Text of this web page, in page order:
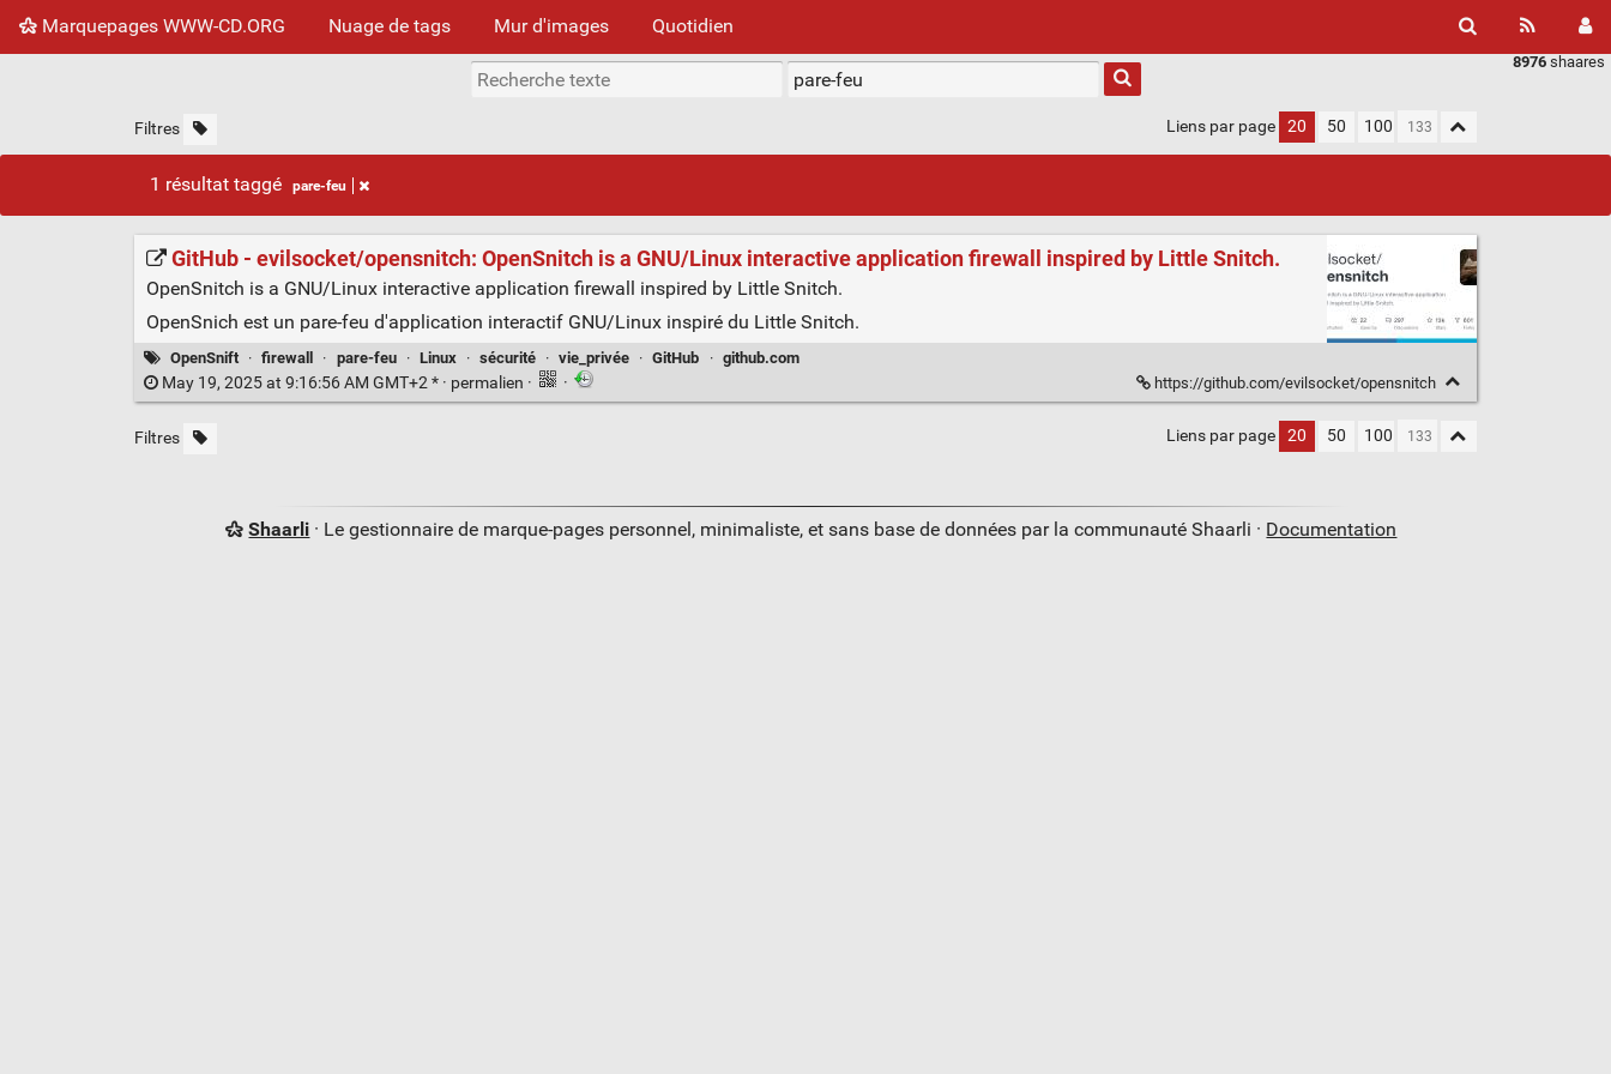
Marquepages WWW-CD.ORG Nuage de tags Mur d'images Quotidien
8976 shaares
Filtres Liens par page 20 50 100
1 résultat taggé pare-feu
GitHub - evilsocket/opensnitch: OpenSnitch is a GNU/Linux interactive application firewall inspired by Little Snitch.
OpenSnitch is a GNU/Linux interactive application firewall inspired by Little Snitch.
OpenSnich est un pare-feu d'application interactif GNU/Linux inspiré du Little Snitch.
OpenSnift · firewall · pare-feu · Linux · sécurité · vie_privée · GitHub · github.com
May 19, 2025 at 9:16:56 AM GMT+2 * · permalien · · https://github.com/evilsocket/opensnitch
Filtres Liens par page 20 50 100
Shaarli · Le gestionnaire de marque-pages personnel, minimaliste, et sans base de données par la communauté Shaarli · Documentation